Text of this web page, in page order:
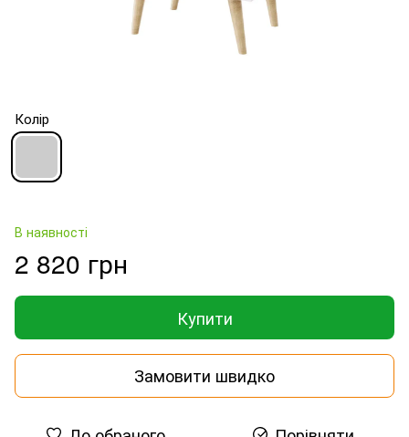
Колір
В наявності
2 820 грн
Купити
Замовити швидко